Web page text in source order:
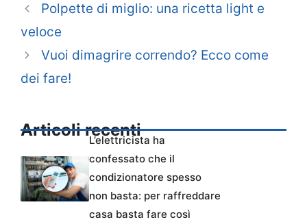
Polpette di miglio: una ricetta light e
veloce
Vuoi dimagrire correndo? Ecco come
dei fare!
Articoli recenti
L’elettricista ha
confessato che il
condizionatore spesso
non basta: per raffreddare
casa basta fare così